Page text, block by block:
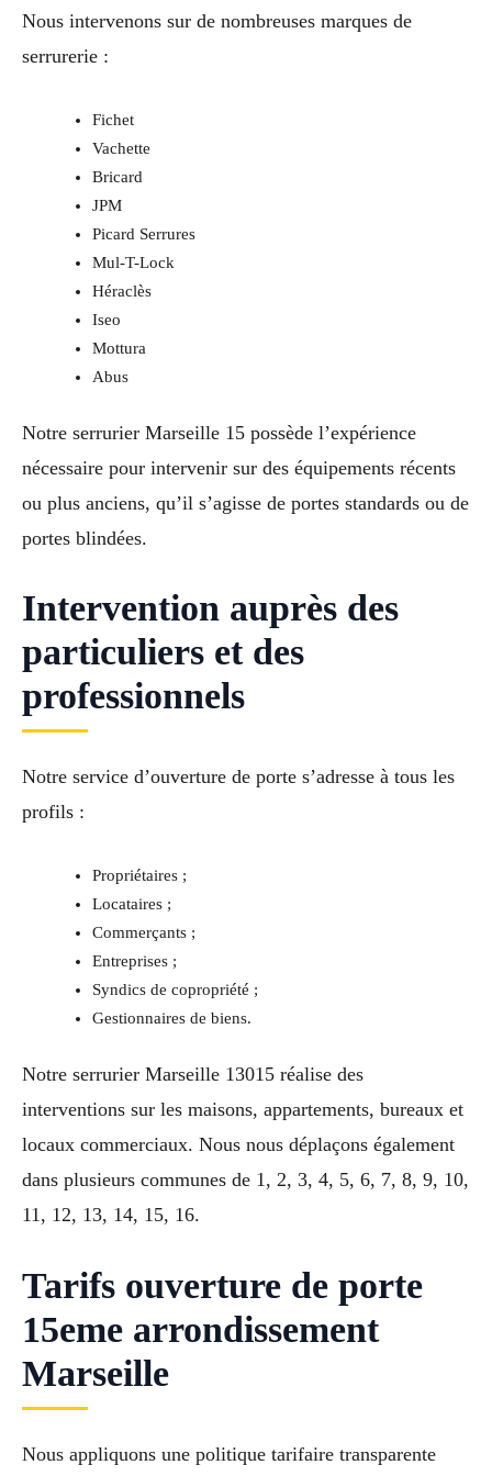
Nous intervenons sur de nombreuses marques de
serrurerie :
Fichet
Vachette
Bricard
JPM
Picard Serrures
Mul-T-Lock
Héraclès
Iseo
Mottura
Abus
Notre serrurier Marseille 15 possède l’expérience
nécessaire pour intervenir sur des équipements récents
ou plus anciens, qu’il s’agisse de portes standards ou de
portes blindées.
Intervention auprès des
particuliers et des
professionnels
Notre service d’ouverture de porte s’adresse à tous les
profils :
Propriétaires ;
Locataires ;
Commerçants ;
Entreprises ;
Syndics de copropriété ;
Gestionnaires de biens.
Notre serrurier Marseille 13015 réalise des
interventions sur les maisons, appartements, bureaux et
locaux commerciaux. Nous nous déplaçons également
dans plusieurs communes de 1, 2, 3, 4, 5, 6, 7, 8, 9, 10,
11, 12, 13, 14, 15, 16.
Tarifs ouverture de porte
15eme arrondissement
Marseille
Nous appliquons une politique tarifaire transparente